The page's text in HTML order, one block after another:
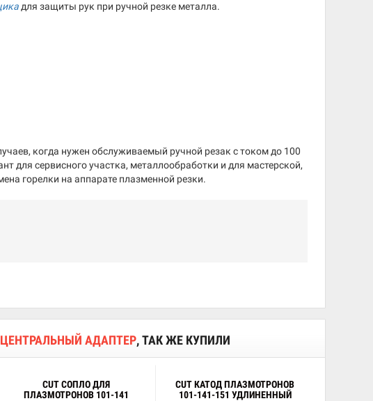
для защиты рук при ручной резке металла.
когда нужен обслуживаемый ручной резак с током до 100
для сервисного участка, металлообработки и для мастерской,
горелки на аппарате плазменной резки.
ЦЕНТРАЛЬНЫЙ АДАПТЕР, ТАК ЖЕ КУПИЛИ
CUT СОПЛО ДЛЯ
ПЛАЗМОТРОНОВ 101-141
CUT КАТОД ПЛАЗМОТРОНОВ
101-141-151 УДЛИНЕННЫЙ